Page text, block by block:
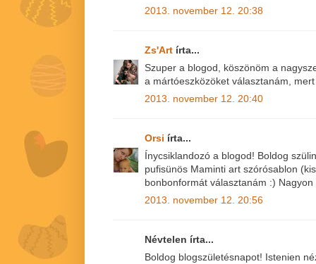
2013. november 12. 20:38
Zs'Art írta...
Szuper a blogod, köszönöm a
a mártóeszközöket választanám,
2013. november 12. 20:40
Orsi írta...
Ínycsiklandozó a blogod! Boldog
pufisünös Maminti art szórósablon
bonbonformát választanám :) Nagyon
2013. november 12. 20:56
Névtelen írta...
Boldog blogszületésnapot! Istenien